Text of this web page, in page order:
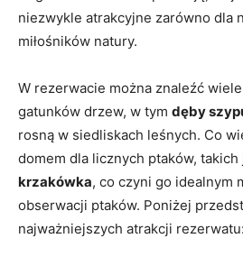
niezwykle ⁤atrakcyjne zarówno dla
miłośników natury.
W ⁢rezerwacie ‌można​ znaleźć
gatunków drzew, w tym dęby
rosną w siedliskach⁢ leśnych. Co
domem dla licznych​ ptaków, takich
krzakówka, co⁤ czyni go⁢ idealnym
obserwacji ptaków. Poniżej
najważniejszych atrakcji rezerwatu: